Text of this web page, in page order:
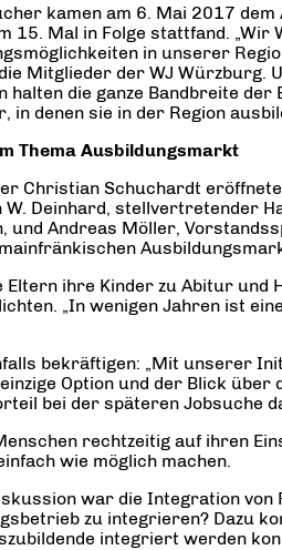
kamen am 6. Mai 2017
15. Mal in Folge stattfand.
in unserer
Mitglieder der WJ Würzburg.
halten die ganze Bandbreite
denen sie in der Region
Thema Ausbildungsmarkt
Christian Schuchardt
Deinhard, stellvertretender
und Andreas Möller,
ihre Kinder zu Abitur und
„In wenigen Jahren ist
bekräftigen: „Mit unserer
Option und der Blick
bei der späteren Jobsuche
rechtzeitig auf ihren
wie möglich machen.
war die Integration von
zu integrieren? Dazu
integriert werden